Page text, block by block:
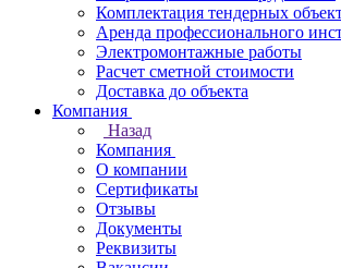
Комплектация тендерных
Аренда профессионального
Электромонтажные работы
Расчет сметной стоимости
Доставка до объекта
Компания
Назад
Компания
О компании
Сертификаты
Отзывы
Документы
Реквизиты